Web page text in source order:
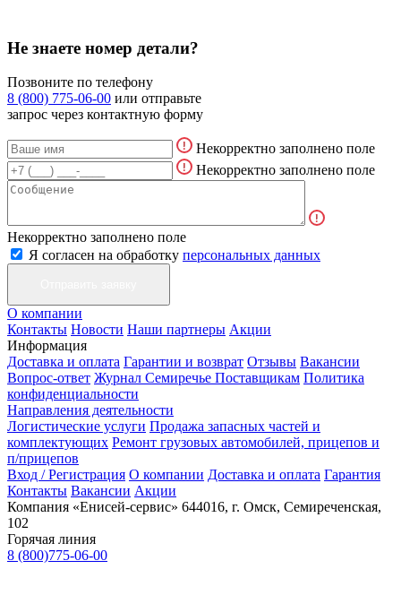
Не знаете номер детали?
Позвоните по телефону
8 (800) 775-06-00 или отправьте
запрос через контактную форму
Некорректно заполнено поле
Некорректно заполнено поле
Некорректно заполнено поле
Я согласен на обработку персональных данных
О компании
Контакты Новости Наши партнеры Акции
Информация
Доставка и оплата Гарантии и возврат Отзывы Вакансии
Вопрос-ответ Журнал Семиречье Поставщикам Политика
конфиденциальности
Направления деятельности
Логистические услуги Продажа запасных частей и
комплектующих Ремонт грузовых автомобилей, прицепов и
п/прицепов
Вход / Регистрация О компании Доставка и оплата Гарантия
Контакты Вакансии Акции
Компания «Енисей-сервис» 644016, г. Омск, Семиреченская,
102
Горячая линия
8 (800)775-06-00